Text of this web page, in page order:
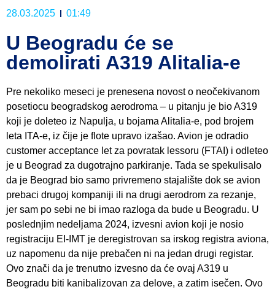
28.03.2025 01:49
U Beogradu će se
demolirati A319 Alitalia-e
Pre nekoliko meseci je prenesena novost o neočekivanom
posetiocu beogradskog aerodroma – u pitanju je bio A319
koji je doleteo iz Napulja, u bojama Alitalia-e, pod brojem
leta ITA-e, iz čije je flote upravo izašao. Avion je odradio
customer acceptance let za povratak lessoru (FTAI) i odleteo
je u Beograd za dugotrajno parkiranje. Tada se spekulisalo
da je Beograd bio samo privremeno stajalište dok se avion
prebaci drugoj kompaniji ili na drugi aerodrom za rezanje,
jer sam po sebi ne bi imao razloga da bude u Beogradu. U
poslednjim nedeljama 2024, izvesni avion koji je nosio
registraciju EI-IMT je deregistrovan sa irskog registra aviona,
uz napomenu da nije prebačen ni na jedan drugi registar.
Ovo znači da je trenutno izvesno da će ovaj A319 u
Beogradu biti kanibalizovan za delove, a zatim isečen. Ovo